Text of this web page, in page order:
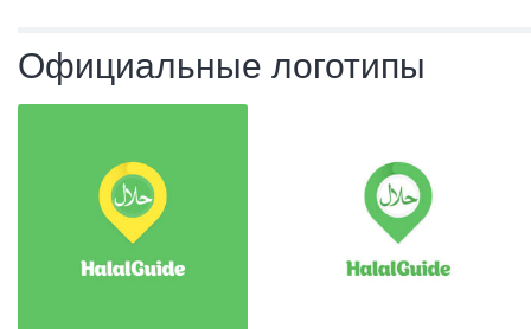
Официальные логотипы